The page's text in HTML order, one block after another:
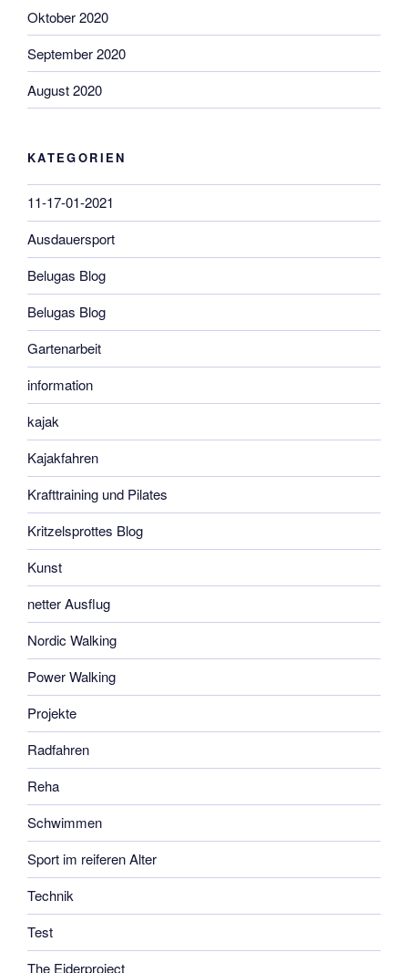
Oktober 2020
September 2020
August 2020
KATEGORIEN
11-17-01-2021
Ausdauersport
Belugas Blog
Belugas Blog
Gartenarbeit
information
kajak
Kajakfahren
Krafttraining und Pilates
Kritzelsprottes Blog
Kunst
netter Ausflug
Nordic Walking
Power Walking
Projekte
Radfahren
Reha
Schwimmen
Sport im reiferen Alter
Technik
Test
The Eiderproject